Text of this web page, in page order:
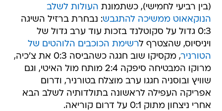
(בין רביעי לחמישי), כשתמונת העולות לשלב
הנוקאאוט ממשיכה להתגבש: נבחרת ברזיל השיגה
0:3 גדול על סקוטלנד בזכות עוד ערב גדול של
ויניסיוס, שהצטרף לרשימת הכוכבים הלוהטים של
הטורניר
, מקסיקו שוב חגגה כשהביסה 0:3 את צ'כיה,
מרוקו המבטיחה סיפקה 2:4 מותח מול האיטי, וגם
שוויץ ובוסניה חגגו ערב מוצלח בטורניר, ודרום
אפריקה העפילה לראשונה בתולדותיה לשלב הבא
אחרי ניצחון מתוק 0:1 על דרום קוריאה.